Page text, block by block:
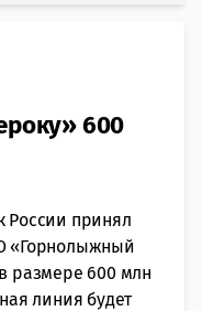
600
России принял
«Горнолыжный
размере 600 млн
линия будет